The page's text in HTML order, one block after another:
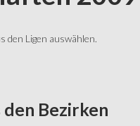
den Ligen auswählen.
den Bezirken